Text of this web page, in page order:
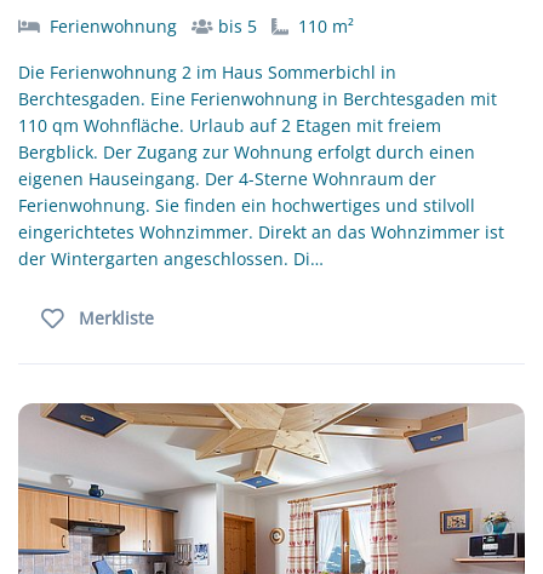
Ferienwohnung bis 5
110 m²
Die Ferienwohnung 2 im Haus Sommerbichl in
Berchtesgaden. Eine Ferienwohnung in Berchtesgaden mit
110 qm Wohnfläche. Urlaub auf 2 Etagen mit freiem
Bergblick. Der Zugang zur Wohnung erfolgt durch einen
eigenen Hauseingang. Der 4-Sterne Wohnraum der
Ferienwohnung. Sie finden ein hochwertiges und stilvoll
eingerichtetes Wohnzimmer. Direkt an das Wohnzimmer ist
der Wintergarten angeschlossen. Di…
Merkliste